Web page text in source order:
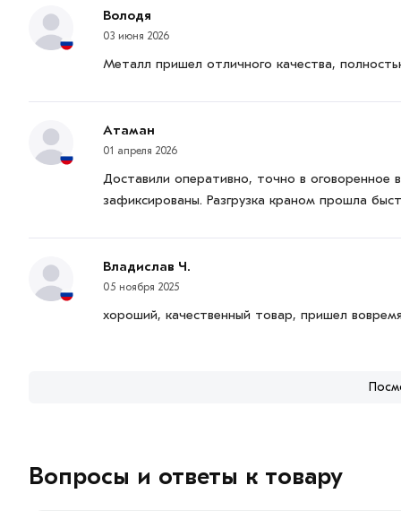
Володя
03 июня 2026
Металл пришел отличного качества,
Атаман
01 апреля 2026
Доставили оперативно, точно в
зафиксированы. Разгрузка краном прошла
Владислав Ч.
05 ноября 2025
хороший, качественный товар, пришел
Вопросы и ответы к товару